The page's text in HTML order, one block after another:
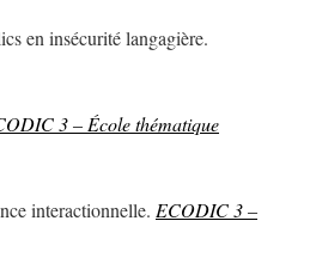
en insécurité langagière.
3 – École thématique
interactionnelle. ECODIC 3 –